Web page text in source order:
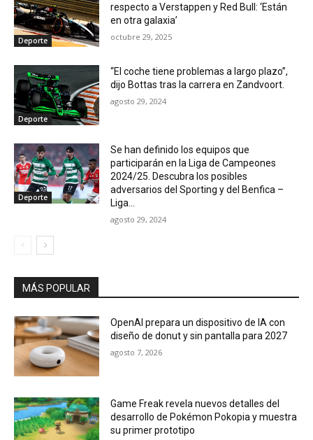
Deporte
respecto a Verstappen y Red Bull: ‘Están
en otra galaxia’
octubre 29, 2025
Deporte
“El coche tiene problemas a largo plazo”,
dijo Bottas tras la carrera en Zandvoort.
agosto 29, 2024
Deporte
Se han definido los equipos que
participarán en la Liga de Campeones
2024/25. Descubra los posibles
adversarios del Sporting y del Benfica –
Liga...
agosto 29, 2024
MÁS POPULAR
OpenAI prepara un dispositivo de IA con
diseño de donut y sin pantalla para 2027
agosto 7, 2026
Game Freak revela nuevos detalles del
desarrollo de Pokémon Pokopia y muestra
su primer prototipo